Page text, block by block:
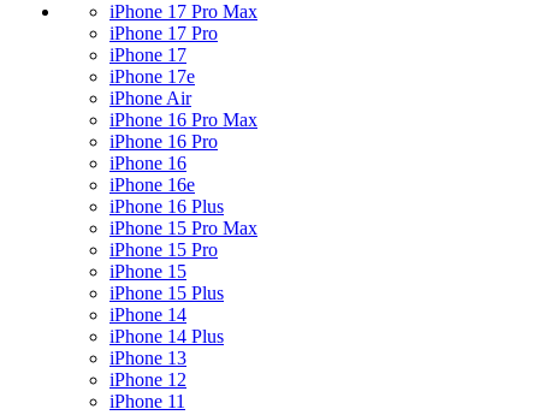
iPhone 17 Pro Max
iPhone 17 Pro
iPhone 17
iPhone 17e
iPhone Air
iPhone 16 Pro Max
iPhone 16 Pro
iPhone 16
iPhone 16e
iPhone 16 Plus
iPhone 15 Pro Max
iPhone 15 Pro
iPhone 15
iPhone 15 Plus
iPhone 14
iPhone 14 Plus
iPhone 13
iPhone 12
iPhone 11